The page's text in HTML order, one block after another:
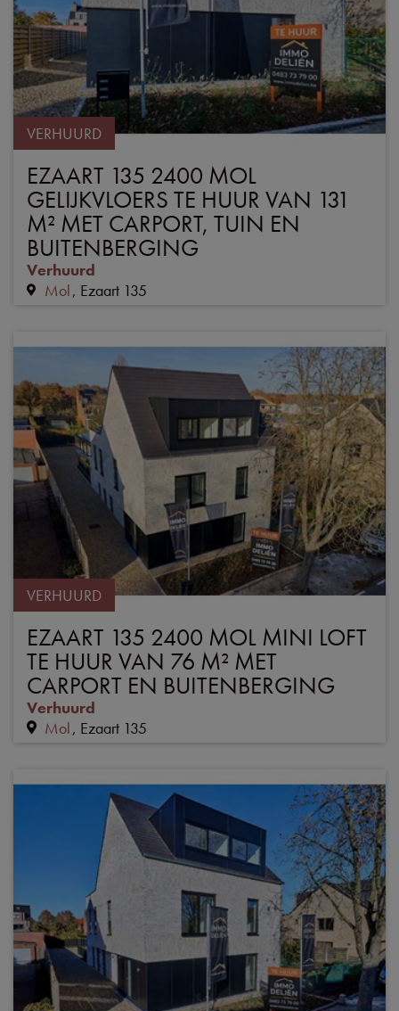
VERHUURD
EZAART 135 2400 MOL
GELIJKVLOERS TE HUUR VAN 131
M² MET CARPORT, TUIN EN
BUITENBERGING
Verhuurd
Mol Ezaart 135
VERHUURD
EZAART 135 2400 MOL MINI LOFT
TE HUUR VAN 76 M² MET
CARPORT EN BUITENBERGING
Verhuurd
Mol Ezaart 135